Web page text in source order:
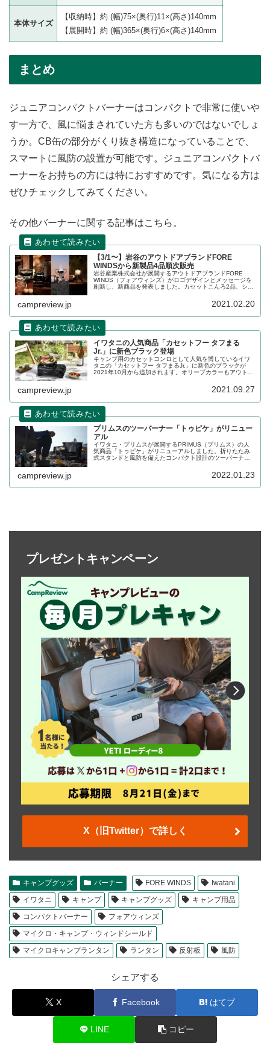
本体サイズ
【収納時】約 (幅)75×(奥行)11×(高さ)140mm
【展開時】約 (幅)365×(奥行)6×(高さ)140mm
まとめ
ジュニアコンパクトバーナーはコンパクトで非常に使いや
す一方で、風に悩まされていた方も多いのではないでしょ
うか。CB缶の部分がくり抜き構造になっていることで、
スマートに風防の設置が可能です。ジュニアコンパクトバ
ーナーをお持ちの方には特におすすめです。気になる方は
ぜひチェックしてみてください。
その他バーナーに関する記事はこちら。
【3/1〜】岩谷のアウトドアブランドFORE
WINDSから新製品4品順次販売
岩谷産業株式会社が展開するアウトドアブランドFORE
WINDS（フォアウィンズ）がロゴデザインとメッセージを
刷新し、新商品を発表しました。カセットこんろ2品、シン
campreview.jp 2021.02.20
イワタニの人気商品「カセットフー タフまる
Jr.」に新色ブラック登場
キャンプ用のカセットコンロとして人気を博しているイワ
タニの「カセットフー タフまるJr.」に新色のブラックが
2021年10月から追加されます。オリーブカラーもアウトド
カラーで人気となりそうです。詳細をレビューします。
campreview.jp 2021.09.27
プリムスのツーバーナー「トゥピケ」がリニュー
アル
イワタニ・プリムスが展開するPRIMUS（プリムス）の人
気商品「トゥピケ」がリニューアルしました。折りたたみ
式スタンドと風防を備えたコンパクト設計のツーバーナー
campreview.jp 2022.01.23
プレゼントキャンペーン
X（旧Twitter）で詳しく
キャンプグッズ バーナー FORE WINDS
Iwatani
イワタニ
キャンプ キャンプグッズ
キャンプ用品
コンパクトバーナー
フォアウィンズ
マイクロ・キャンプ・ウィンドシールド
マイクロキャンプランタン
ランタン 反射板 風防
シェアする
X Facebook はてブ
LINE コピー